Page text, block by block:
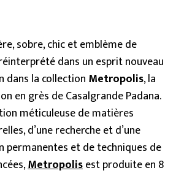
sobre, chic et emblème de
dans un esprit nouveau
dans la collection Metropolis, la
en grès de Casalgrande Padana.
méticuleuse de matières
d’une recherche et d’une
permanentes et de techniques de
Metropolisest produite en 8